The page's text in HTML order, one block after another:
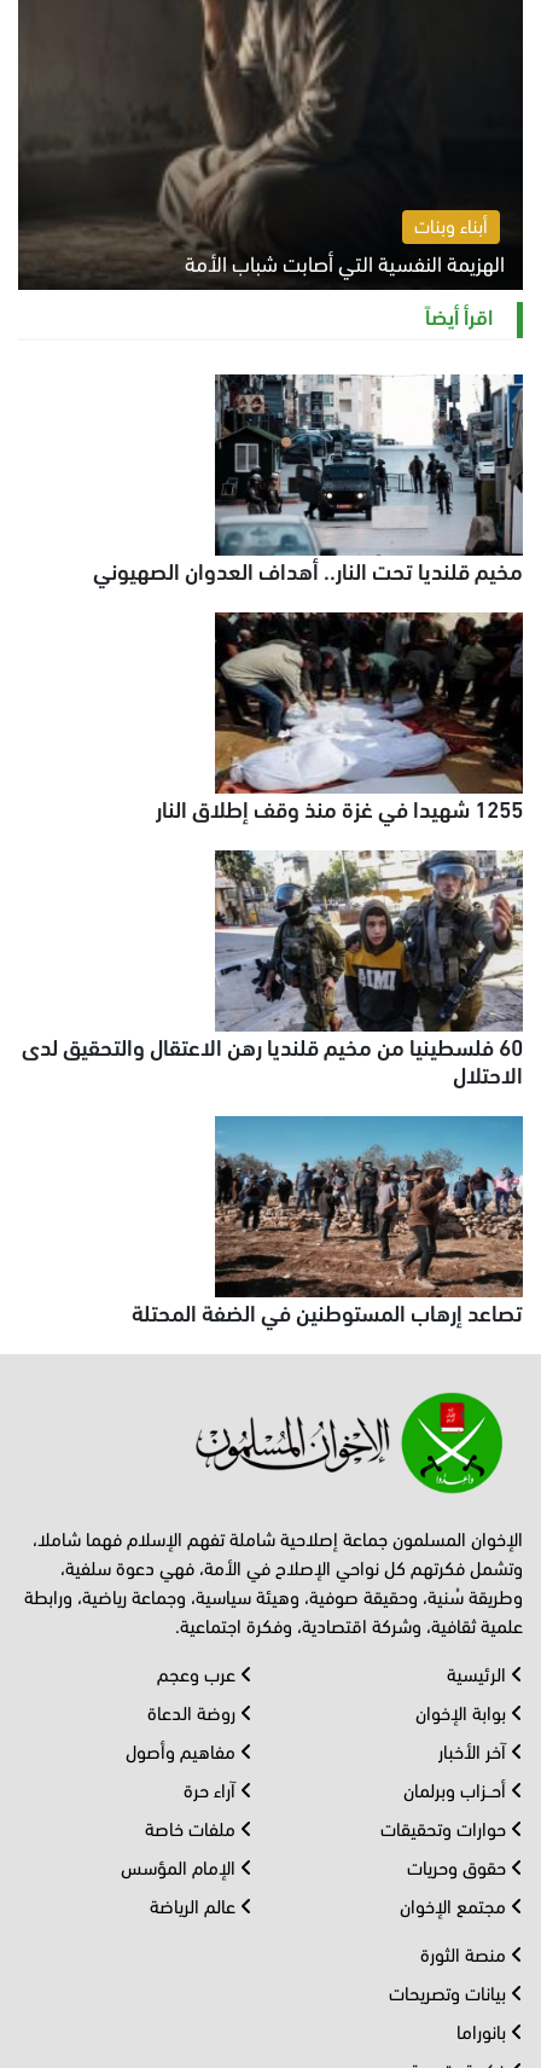
أبناء وبنات
الهزيمة النفسية التي أصابت شباب الأمة
الخميس 6 أغسطس 2026 11:12 ص
اقرأ أيضاً
مخيم قلنديا تحت النار.. أهداف العدوان الصهيوني
1255 شهيدا في غزة منذ وقف إطلاق النار
60 فلسطينيا من مخيم قلنديا رهن الاعتقال والتحقيق لدى
الاحتلال
تصاعد إرهاب المستوطنين في الضفة المحتلة
الإخوان المسلمون جماعة إصلاحية شاملة تفهم الإسلام فهما شاملا،
وتشمل فكرتهم كل نواحي الإصلاح في الأمة، فهي دعوة سلفية،
وطريقة سُنية، وحقيقة صوفية، وهيئة سياسية، وجماعة رياضية، ورابطة
علمية ثقافية، وشركة اقتصادية، وفكرة اجتماعية.
الرئيسية
بوابة الإخوان
آخر الأخبار
أحــزاب وبرلمان
حوارات وتحقيقات
حقوق وحريات
مجتمع الإخوان
عرب وعجم
روضة الدعاة
مفاهيم وأصول
آراء حرة
ملفات خاصة
الإمام المؤسس
عالم الرياضة
منصة الثورة
بيانات وتصريحات
بانوراما